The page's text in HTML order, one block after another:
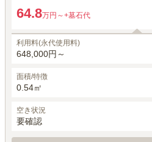
64.8万円～+墓石代
利用料(永代使用料)
648,000円～
面積/特徴
0.54㎡
空き状況
要確認